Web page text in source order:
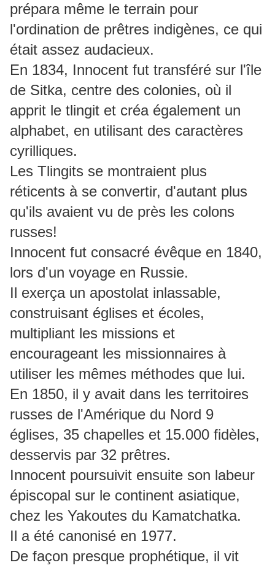
prépara même le terrain pour
l'ordination de prêtres indigènes, ce qui
était assez audacieux.
En 1834, Innocent fut transféré sur l'île
de Sitka, centre des colonies, où il
apprit le tlingit et créa également un
alphabet, en utilisant des caractères
cyrilliques.
Les Tlingits se montraient plus
réticents à se convertir, d'autant plus
qu'ils avaient vu de près les colons
russes!
Innocent fut consacré évêque en 1840,
lors d'un voyage en Russie.
Il exerça un apostolat inlassable,
construisant églises et écoles,
multipliant les missions et
encourageant les missionnaires à
utiliser les mêmes méthodes que lui.
En 1850, il y avait dans les territoires
russes de l'Amérique du Nord 9
églises, 35 chapelles et 15.000 fidèles,
desservis par 32 prêtres.
Innocent poursuivit ensuite son labeur
épiscopal sur le continent asiatique,
chez les Yakoutes du Kamatchatka.
Il a été canonisé en 1977.
De façon presque prophétique, il vit